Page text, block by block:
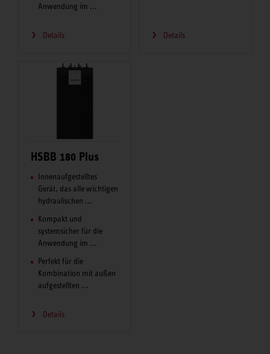
Anwendung im ...
Details Details
HSBB 180 Plus
Innenaufgestelltes
Gerät, das alle wich­ti­gen
hydraulischen ...
Kompakt und
systemsicher für die
Anwendung im ...
Perfekt für die
Kombination mit außen
aufgestellten ...
Details